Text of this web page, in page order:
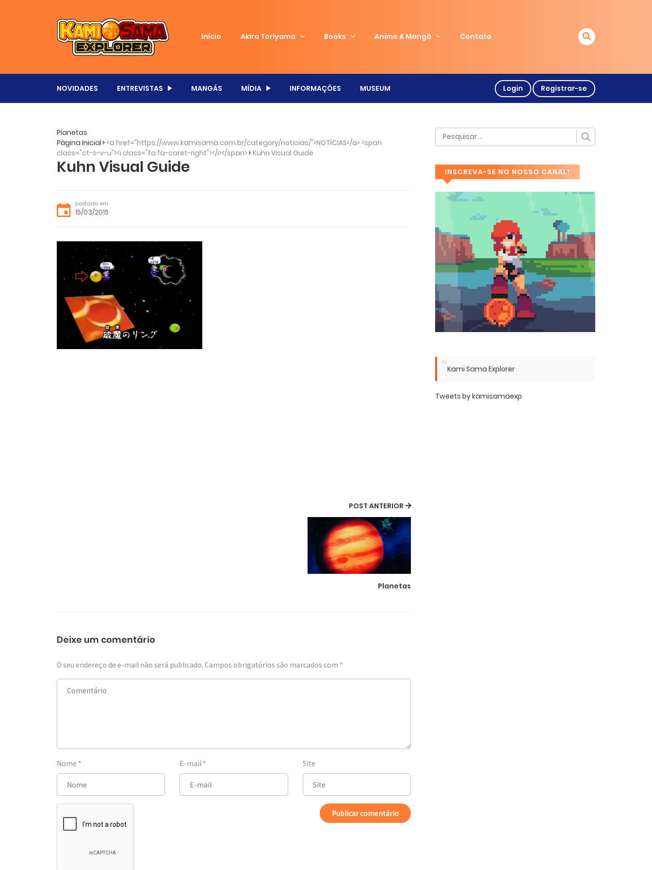
Início Akira Toriyama Books Anime & Mangá Contato
NOVIDADES ENTREVISTAS MANGÁS MÍDIA INFORMAÇÕES MUSEUM Login Registrar-se
Planetas
Página Inicial <a href="https://www.kamisama.com.br/category/noticias/">NOTÍCIAS</a> <span
class="ct-s-v-u"><i class="fa fa-caret-right"></i></span> Kuhn Visual Guide
Kuhn Visual Guide
postado em
15/03/2015
POST ANTERIOR
Planetas
Deixe um comentário
O seu endereço de e-mail não será publicado. Campos obrigatórios são marcados com *
Nome * E-mail * Site
INSCREVA-SE NO NOSSO CANAL!
Kami Sama Explorer
Tweets by kamisamaexp